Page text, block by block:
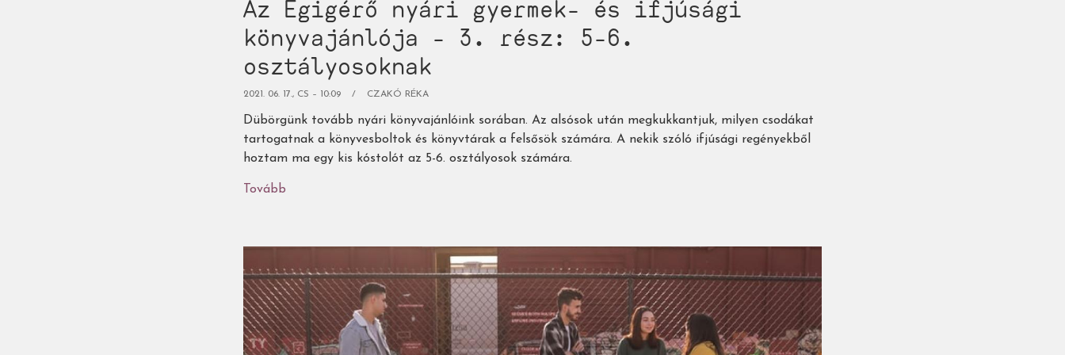
Az Égigérő nyári gyermek- és ifjúsági
könyvajánlója - 3. rész: 5-6.
osztályosoknak
2021. 06. 17., CS – 10:09 CZAKÓ RÉKA
Dübörgünk tovább nyári könyvajánlóink sorában. Az alsósok után megkukkantjuk, milyen csodákat
tartogatnak a könyvesboltok és könyvtárak a felsősök számára. A nekik szóló ifjúsági regényekből
hoztam ma egy kis kóstolót az 5-6. osztályosok számára.
Tovább
gyermek-
ifjúsági
könyvajánlója
-
3.